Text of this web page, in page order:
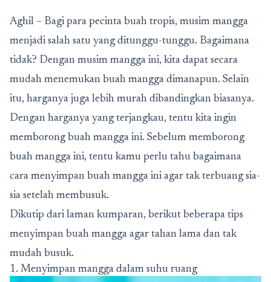
Aghil – Bagi para pecinta buah tropis, musim mangga
menjadi salah satu yang ditunggu-tunggu. Bagaimana
tidak? Dengan musim mangga ini, kita dapat secara
mudah menemukan buah mangga dimanapun. Selain
itu, harganya juga lebih murah dibandingkan biasanya.
Dengan harganya yang terjangkau, tentu kita ingin
memborong buah mangga ini. Sebelum memborong
buah mangga ini, tentu kamu perlu tahu bagaimana
cara menyimpan buah mangga ini agar tak terbuang sia-
sia setelah membusuk.
Dikutip dari laman kumparan, berikut beberapa tips
menyimpan buah mangga agar tahan lama dan tak
mudah busuk.
1. Menyimpan mangga dalam suhu ruang